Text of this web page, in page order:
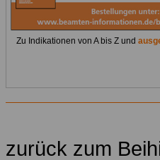
Zu Indikationen von A bis Z und
zurück zum